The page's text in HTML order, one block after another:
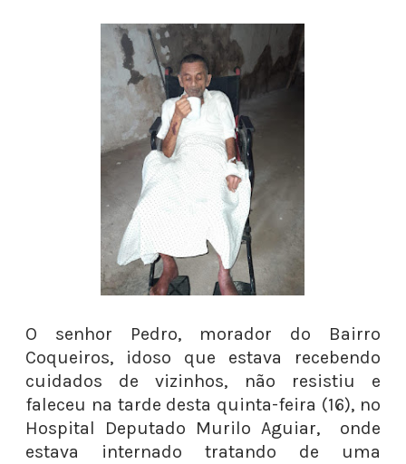
O senhor Pedro, morador do Bairro
Coqueiros, idoso que estava recebendo
cuidados de vizinhos, não resistiu e
faleceu na tarde desta quinta-feira (16), no
Hospital Deputado Murilo Aguiar, onde
estava internado tratando de uma